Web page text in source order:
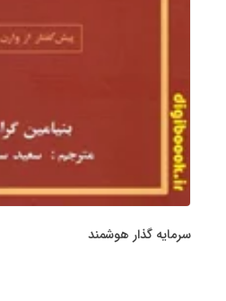
سرمایه گذار هوشمند